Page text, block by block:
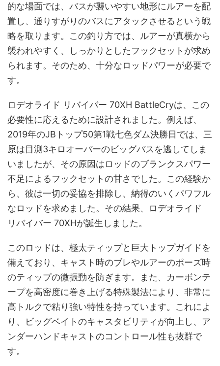
的な場面では、バスが襲いやすい地形にルアーを配
置し、通りすがりのバスにアタックさせるという戦
略を取ります。この釣り方では、ルアーが真横から
襲われやすく、しっかりとしたフックセットが求め
られます。そのため、十分なロッドパワーが必要で
す。
ロデオライド リバイバー 70XH BattleCryは、この
必要性に応えるために設計されました。例えば、
2019年のJBトップ50第1戦七色ダム決勝日では、三
原は目測3キロオーバーのビッグバスを逃してしま
いましたが、その原因はロッドのブランクスパワー
不足によるフックセットの甘さでした。この経験か
ら、彼は一切の妥協を排除し、納得のいくパワフル
なロッドを求めました。その結果、ロデオライド
リバイバー 70XHが誕生しました。
このロッドは、極太ティップと巨大トップガイドを
備えており、キャスト時のブレやルアーのポーズ時
のティップの微振動を防ぎます。また、カーボンテ
ープを高密度に巻き上げる特殊製法により、非常に
高トルクで粘り強い特性を持っています。これによ
り、ビッグベイトのキャスタビリティが向上し、ア
ンダーハンドキャストのコントロール性も抜群で
す。